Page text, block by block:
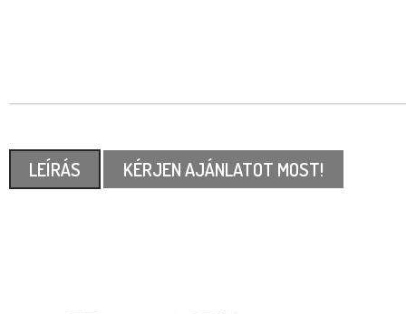
LEÍRÁS KÉRJEN AJÁNLATOT MOST!